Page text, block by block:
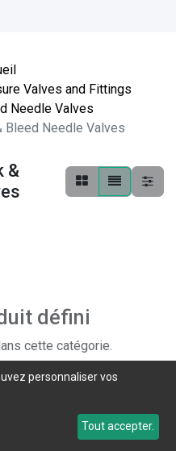
Valves and Fittings
Needle Valves
Bleed Needle Valves
&
défini
cette catégorie.
personnaliser vos
Tout accepter.